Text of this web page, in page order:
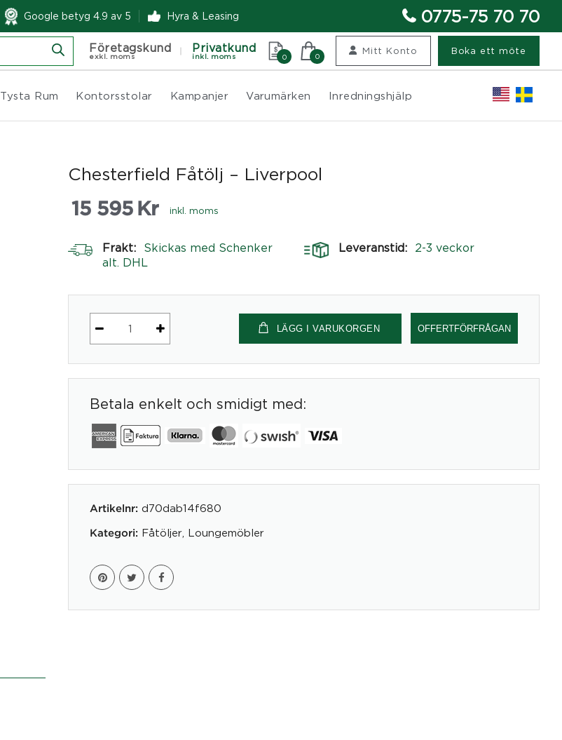
Google betyg 4.9 av 5 Hyra & Leasing 0775-75 70 70
Företagskund
exkl. moms
Privatkund
inkl. moms 0 0
Mitt Konto Boka ett möte
Tysta Rum Kontorsstolar Kampanjer Varumärken Inredningshjälp
Chesterfield Fåtölj – Liverpool
15 595 Kr inkl. moms
Frakt:
Skickas med Schenker
alt. DHL
Leveranstid: 2-3 veckor
Chesterfield
mängd
LÄGG I VARUKORGEN OFFERTFÖRFRÅGAN
Betala enkelt och smidigt med:
Artikelnr: d70dab14f680
Kategori: Fåtöljer Loungemöbler